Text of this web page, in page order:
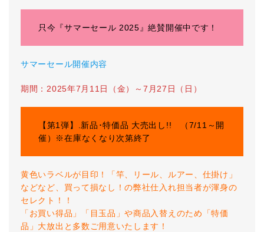
只今『サマーセール 2025』絶賛開催中です！
サマーセール開催内容
期間：2025年7月11日（金）～7月27日（日）
【第1弾】.新品･特価品 大売出し!! （7/11～開
催）※在庫なくなり次第終了
黄色いラベルが目印！「竿、リール、ルアー、仕掛け」
などなど、買って損なし！の弊社仕入れ担当者が渾身の
セレクト！！
「お買い得品」「目玉品」や商品入替えのため「特価
品」大放出と多数ご用意いたします！